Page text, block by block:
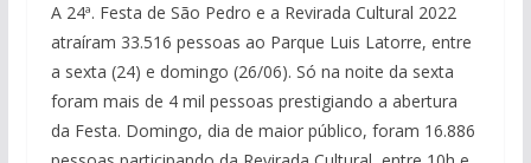
A 24ª. Festa de São Pedro e a Revirada Cultural 2022
atraíram 33.516 pessoas ao Parque Luis Latorre, entre
a sexta (24) e domingo (26/06). Só na noite da sexta
foram mais de 4 mil pessoas prestigiando a abertura
da Festa. Domingo, dia de maior público, foram 16.886